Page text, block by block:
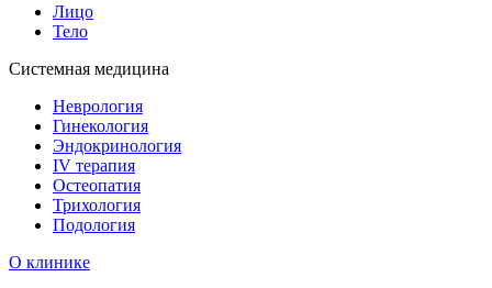
Лицо
Тело
Системная медицина
Неврология
Гинекология
Эндокринология
IV терапия
Остеопатия
Трихология
Подология
О клинике